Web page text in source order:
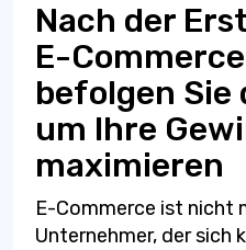
Nach der
E-
befolgen Sie
um Ihre
maximieren
E-Commerce ist nicht
Unternehmer, der sich